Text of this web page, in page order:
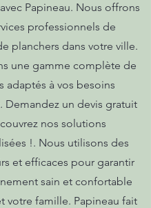
Papineau. Nous offrons
professionnels de
planchers dans votre ville.
une gamme complète de
adaptés à vos besoins
Demandez un devis gratuit
nos solutions
!. Nous utilisons des
et efficaces pour garantir
sain et confortable
votre famille. Papineau fait